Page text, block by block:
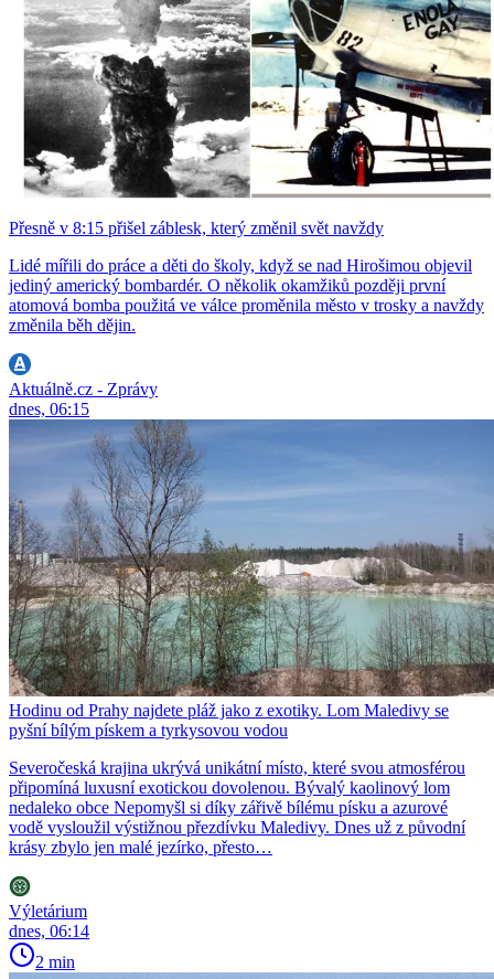
Přesně v 8:15 přišel záblesk, který změnil svět navždy
Lidé mířili do práce a děti do školy, když se nad Hirošimou objevil
jediný americký bombardér. O několik okamžiků později první
atomová bomba použitá ve válce proměnila město v trosky a navždy
změnila běh dějin.
Aktuálně.cz - Zprávy
dnes, 06:15
Hodinu od Prahy najdete pláž jako z exotiky. Lom Maledivy se
pyšní bílým pískem a tyrkysovou vodou
Severočeská krajina ukrývá unikátní místo, které svou atmosférou
připomíná luxusní exotickou dovolenou. Bývalý kaolinový lom
nedaleko obce Nepomyšl si díky zářivě bílému písku a azurové
vodě vysloužil výstižnou přezdívku Maledivy. Dnes už z původní
krásy zbylo jen malé jezírko, přesto…
Výletárium
dnes, 06:14
2 min